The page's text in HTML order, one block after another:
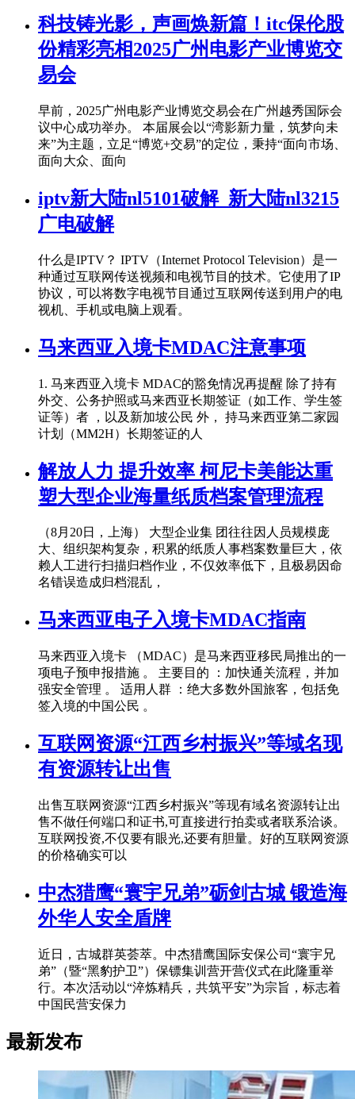
科技铸光影，声画焕新篇！itc保伦股
份精彩亮相2025广州电影产业博览交
易会
早前，2025广州电影产业博览交易会在广州越秀国际会
议中心成功举办。 本届展会以“湾影新力量，筑梦向未
来”为主题，立足“博览+交易”的定位，秉持“面向市场、
面向大众、面向
iptv新大陆nl5101破解_新大陆nl3215
广电破解
什么是IPTV？ IPTV（Internet Protocol Television）是一
种通过互联网传送视频和电视节目的技术。它使用了IP
协议，可以将数字电视节目通过互联网传送到用户的电
视机、手机或电脑上观看。
马来西亚入境卡MDAC注意事项
1. 马来西亚入境卡 MDAC的豁免情况再提醒 除了持有
外交、公务护照或马来西亚长期签证（如工作、学生签
证等）者 ，以及新加坡公民 外， 持马来西亚第二家园
计划（MM2H）长期签证的人
解放人力 提升效率 柯尼卡美能达重
塑大型企业海量纸质档案管理流程
（8月20日，上海） 大型企业集 团往往因人员规模庞
大、组织架构复杂，积累的纸质人事档案数量巨大，依
赖人工进行扫描归档作业，不仅效率低下，且极易因命
名错误造成归档混乱，
马来西亚电子入境卡MDAC指南
马来西亚入境卡 （MDAC）是马来西亚移民局推出的一
项电子预申报措施 。 主要目的 ：加快通关流程，并加
强安全管理 。 适用人群 ：绝大多数外国旅客，包括免
签入境的中国公民 。
互联网资源“江西乡村振兴”等域名现
有资源转让出售
出售互联网资源“江西乡村振兴”等现有域名资源转让出
售不做任何端口和证书,可直接进行拍卖或者联系洽谈。
互联网投资,不仅要有眼光,还要有胆量。好的互联网资源
的价格确实可以
中杰猎鹰“寰宇兄弟”砺剑古城 锻造海
外华人安全盾牌
近日，古城群英荟萃。中杰猎鹰国际安保公司“寰宇兄
弟”（暨“黑豹护卫”）保镖集训营开营仪式在此隆重举
行。本次活动以“淬炼精兵，共筑平安”为宗旨，标志着
中国民营安保力
最新发布